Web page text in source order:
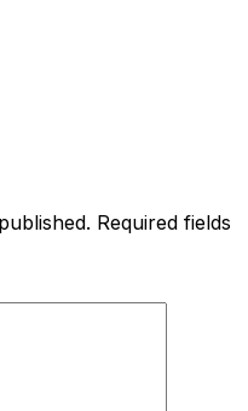
Required fields